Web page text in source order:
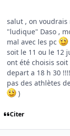
salut , on
"ludique" Daso ,
mal avec les pc
soit le 11 ou le 12
ont été choisis
depart a 18 h 30
pas des athlètes
)
Citer